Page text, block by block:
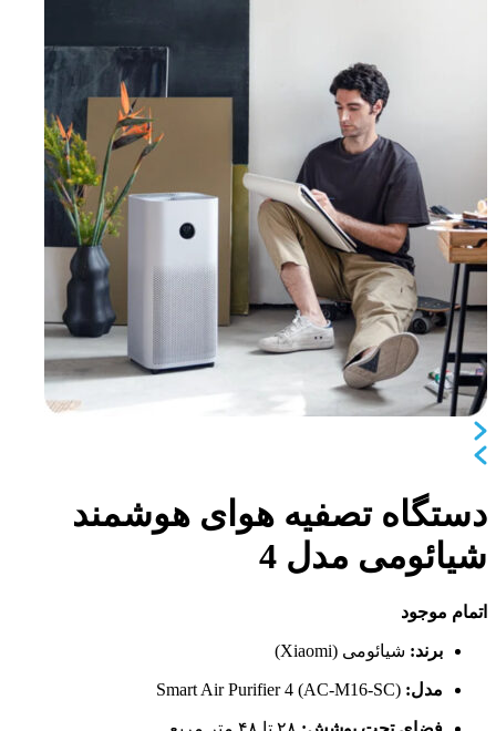
دستگاه تصفیه هوای هوشمند
شیائومی مدل 4
اتمام موجود
برند: شیائومی (Xiaomi)
مدل: